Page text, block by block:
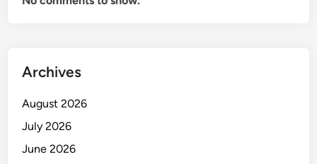
Archives
August 2026
July 2026
June 2026